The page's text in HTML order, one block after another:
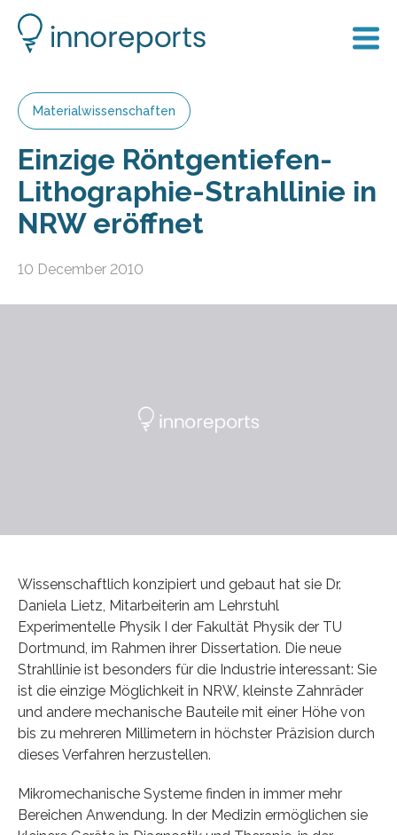
Materialwissenschaften
Einzige Röntgentiefen-
Lithographie-Strahllinie in
NRW eröffnet
10 December 2010
Wissenschaftlich konzipiert und gebaut hat sie Dr.
Daniela Lietz, Mitarbeiterin am Lehrstuhl
Experimentelle Physik I der Fakultät Physik der TU
Dortmund, im Rahmen ihrer Dissertation. Die neue
Strahllinie ist besonders für die Industrie interessant: Sie
ist die einzige Möglichkeit in NRW, kleinste Zahnräder
und andere mechanische Bauteile mit einer Höhe von
bis zu mehreren Millimetern in höchster Präzision durch
dieses Verfahren herzustellen.
Mikromechanische Systeme finden in immer mehr
Bereichen Anwendung. In der Medizin ermöglichen sie